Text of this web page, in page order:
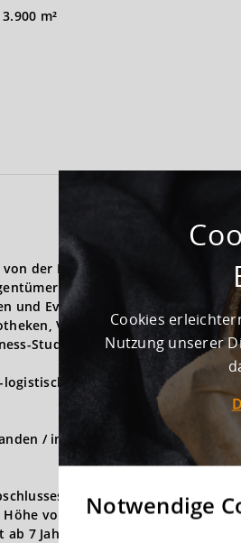
m²
der Logivest GmbH
nur Lager, Logistik,
und Events (Hochzeiten,
Vergnügungsstätten
Studios
Nutzung wie
/ in Bearbeitung
- für die nicht als
von 3 Nettomonatsmieten zzgl.
7 Jahren erhöht sich die
Cookies
Nutzung unserer
Notwendige